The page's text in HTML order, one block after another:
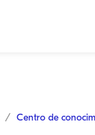
Centro de